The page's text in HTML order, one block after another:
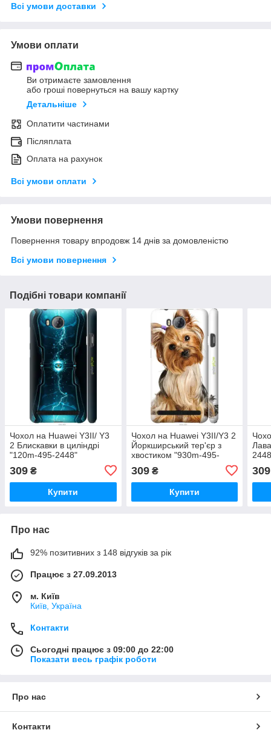
Всі умови доставки
Умови оплати
Ви отримаєте замовлення
або гроші повернуться на вашу картку
Детальніше
Оплатити частинами
Післяплата
Оплата на рахунок
Всі умови оплати
Умови повернення
Повернення товару впродовж 14 днів за домовленістю
Всі умови повернення
Подібні товари компанії
Чохол на Huawei Y3II/ Y3
2 Блискавки в циліндрі
"120m-495-2448"
309 ₴
Купити
Чохол на Huawei Y3II/Y3 2
Йоркширський тер'єр з
хвостиком "930m-495-
309₴
Купити
309
Про нас
92% позитивних з 148 відгуків за рік
Працює з 27.09.2013
м. Київ
Київ, Україна
Контакти
Сьогодні працює з 09:00 до 22:00
Показати весь графік роботи
Про нас
Контакти